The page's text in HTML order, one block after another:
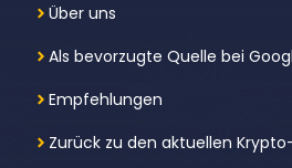
Über uns
Als bevorzugte Quelle bei
Empfehlungen
Zurück zu den aktuellen